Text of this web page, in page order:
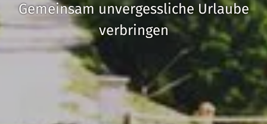
Gemeinsam unvergessliche Urlaube
verbringen